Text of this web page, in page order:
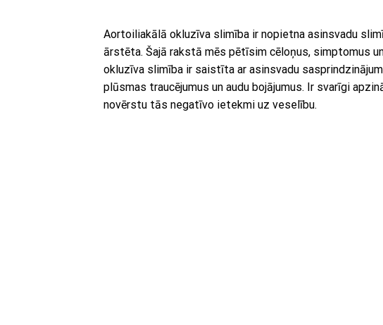
Aortoiliakālā okluzīva slimība ir nopietna asinsvadu
ārstēta. Šajā rakstā mēs pētīsim cēloņus, simptomus
okluzīva slimība ir saistīta ar asinsvadu
plūsmas traucējumus un audu bojājumus. Ir svarīgi
novērstu tās negatīvo ietekmi uz veselību.